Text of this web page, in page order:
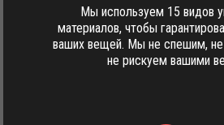
Мы используем 15 видов
материалов, чтобы
ваших вещей. Мы не спешим,
не рискуем вашими